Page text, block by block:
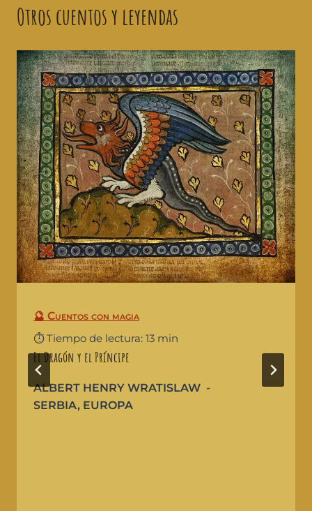
Otros cuentos y leyendas
🔮 Cuentos con magia
⏱️ Tiempo de lectura: 13 min
El Dragón y el Príncipe
ALBERT HENRY WRATISLAW
SERBIA, EUROPA